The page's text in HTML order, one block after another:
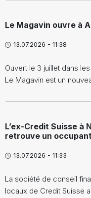
Le Magavin ouvre à
13.07.2026 - 11:38
Ouvert le 3 juillet dans
Le Magavin est un
L’ex-Credit Suisse à
retrouve un
13.07.2026 - 11:33
La société de conseil
locaux de Credit Suisse